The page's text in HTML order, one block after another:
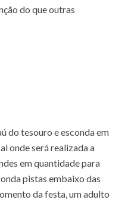
do que outras
do tesouro e esconda em
onde será realizada a
em quantidade para
pistas embaixo das
da festa, um adulto